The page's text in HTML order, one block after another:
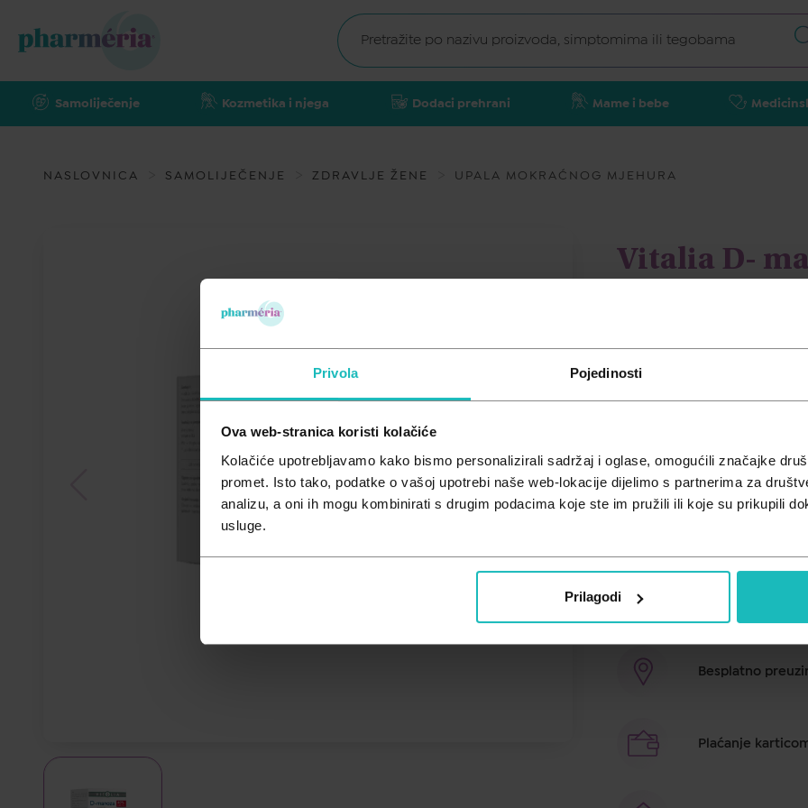
Privola Pojedinosti
Ova web-stranica koristi kolačiće
Kolačiće upotrebljavamo kako bismo personalizirali sadržaj i oglase, omogućili značajke
promet. Isto tako, podatke o vašoj upotrebi naše web-lokacije dijelimo s partnerima za
analizu, a oni ih mogu kombinirati s drugim podacima koje ste im pružili ili koje su prikupili
usluge.
Prilagodi
Samoliječenje Kozmetika i njega Dodaci prehrani Mame i bebe
NASLOVNICA SAMOLIJEČENJE ZDRAVLJE ŽENE UPALA MOKRAĆNOG MJEHURA
Vitalia D-
24,70
Vitalia D-manoza sadrži
samostalno, a u svrhu
uzimanje Vitalia D-manoze
niacin koji doprinosi normalnom
Brza dostava u
Besplatno
Plaćanje